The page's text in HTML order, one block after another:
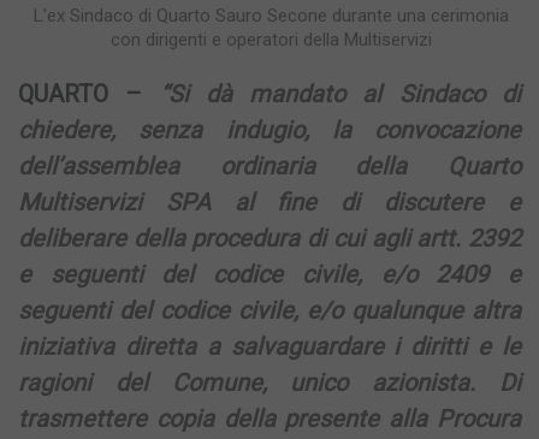
L'ex Sindaco di Quarto Sauro Secone durante una cerimonia
con dirigenti e operatori della Multiservizi
QUARTO – “Si dà mandato al Sindaco di
chiedere, senza indugio, la convocazione
dell’assemblea ordinaria della Quarto
Multiservizi SPA al fine di discutere e
deliberare della procedura di cui agli artt. 2392
e seguenti del codice civile, e/o 2409 e
seguenti del codice civile, e/o qualunque altra
iniziativa diretta a salvaguardare i diritti e le
ragioni del Comune, unico azionista. Di
trasmettere copia della presente alla Procura